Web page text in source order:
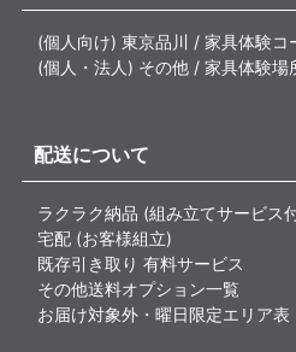
(個人向け) 東京品川 / 家具体験コ
(個人・法人) その他 / 家具体験場
配送について
ラクラク納品 (組み立てサービス
宅配 (お客様組立)
既存引き取り 有料サービス
その他送料オプション一覧
お届け対象外・曜日限定エリア表